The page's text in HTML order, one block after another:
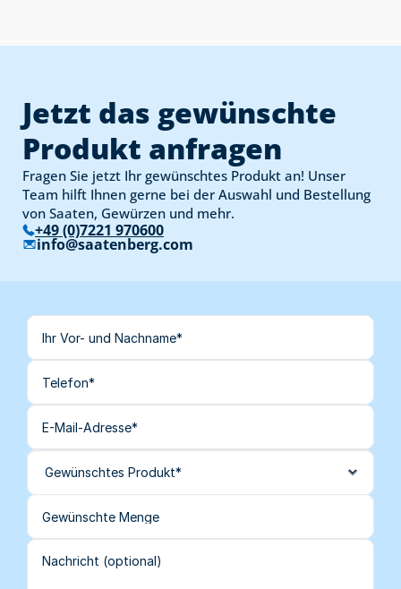
Jetzt das gewünschte
Produkt anfragen
Fragen Sie jetzt Ihr gewünschtes Produkt an! Unser
Team hilft Ihnen gerne bei der Auswahl und Bestellung
von Saaten, Gewürzen und mehr.
+49 (0)7221 970600
info@saatenberg.com